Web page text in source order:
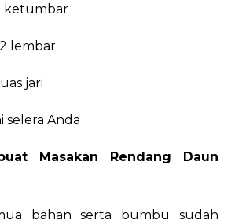
ketumbar
lembar
jari
selera Anda
Masakan Rendang Daun
bahan serta bumbu sudah